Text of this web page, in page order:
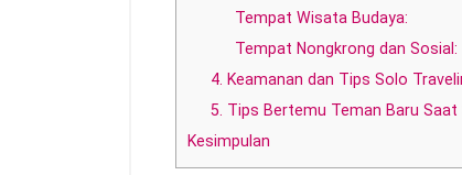
Tempat Wisata Budaya:
Tempat Nongkrong dan Sosial:
4. Keamanan dan Tips Solo
5. Tips Bertemu Teman Baru Saat
Kesimpulan